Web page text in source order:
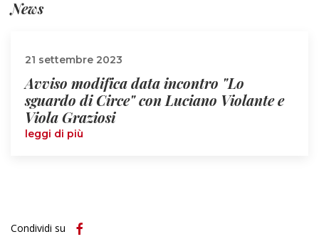
News
21 settembre 2023
Avviso modifica data incontro "Lo
sguardo di Circe" con Luciano Violante e
Viola Graziosi
leggi di più
Condividi su